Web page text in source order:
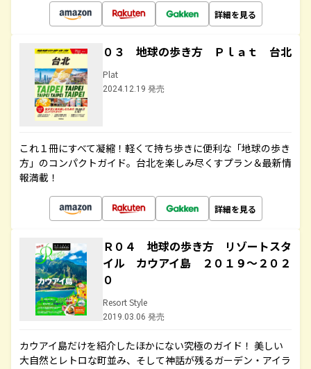
詳細を見る
０３ 地球の歩き方 Ｐｌａｔ 台北
Plat
2024.12.19 発売
これ１冊にすべて凝縮！軽くて持ち歩きに便利な「地球の歩き
方」のコンパクトガイド。台北を楽しみ尽くすプラン＆最新情
報満載！
詳細を見る
Ｒ０４ 地球の歩き方 リゾートスタ
イル カウアイ島 ２０１９～２０２
０
Resort Style
2019.03.06 発売
カウアイ島だけを紹介したほかにない究極のガイド！ 美しい
大自然とレトロな町並み、そして神話が残るガーデン・アイラ